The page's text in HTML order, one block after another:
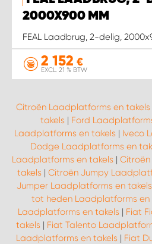
2000X900 MM
FEAL Laadbrug, 2-delig,
2 152 €
EXCL. 21 % BTW
Citroën Laadplatforms en takels
takels | Ford
Laadplatforms en takels | Iveco
Dodge Laadplatforms en
Laadplatforms en takels |
takels | Citroën Jumpy
Jumper Laadplatforms en takels
tot heden Laadplatforms en
Laadplatforms en takels | Fiat
takels | Fiat Talento
Laadplatforms en takels | Fiat
WORK SYSTEM KOOTWIJKERBROEK
WORK SYSTEM LOPIK AUTOSERVICE
WORK SYSTEM NIEUWEGEIN
WORK SYSTEM NIEUWERKERK AAN DEN
WORK SYSTEM OOSTERHOUT
WORK SYSTEM REEUWIJK